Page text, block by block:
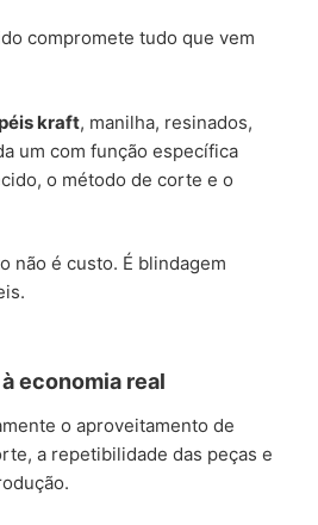
compromete tudo que vem
kraft, manilha, resinados,
um com função específica
o método de corte e o
não é custo. É blindagem
economia real
o aproveitamento de
a repetibilidade das peças e